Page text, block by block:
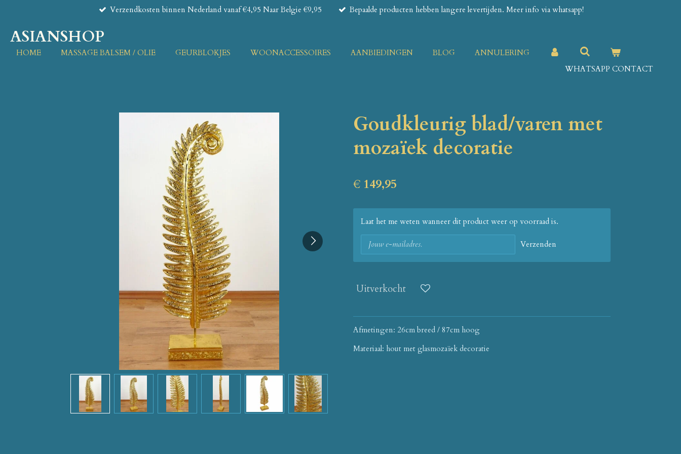
naar
de
hoofdinhoud
Verzendkosten binnen Nederland vanaf €4,95 Naar Belgie €9,95 Bepaalde producten hebben langere levertijden. Meer info via whatsapp!
ASIANSHOP
HOME MASSAGE BALSEM / OLIE GEURBLOKJES WOONACCESSOIRES AANBIEDINGEN BLOG
ANNULERING
WHATSAPP CONTACT
Goudkleurig blad/varen met
mozaïek decoratie
€ 149,95
Laat het me weten wanneer dit product weer op voorraad is.
Verzenden
Uitverkocht
Afmetingen: 26cm breed / 87cm hoog
Materiaal: hout met glasmozaïek decoratie